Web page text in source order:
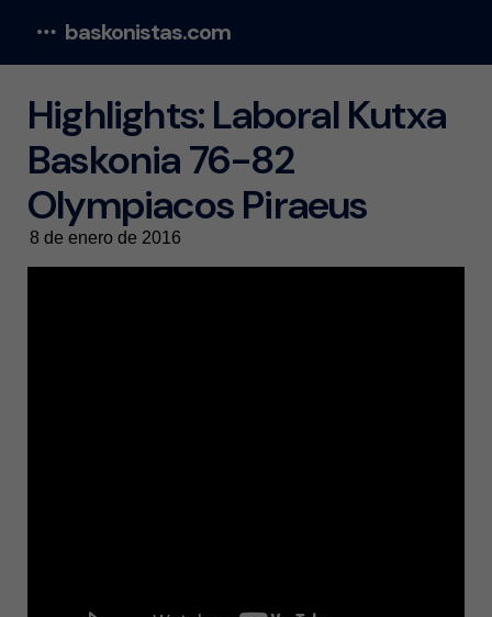
baskonistas.com
Highlights: Laboral Kutxa
Baskonia 76-82
Olympiacos Piraeus
8 de enero de 2016